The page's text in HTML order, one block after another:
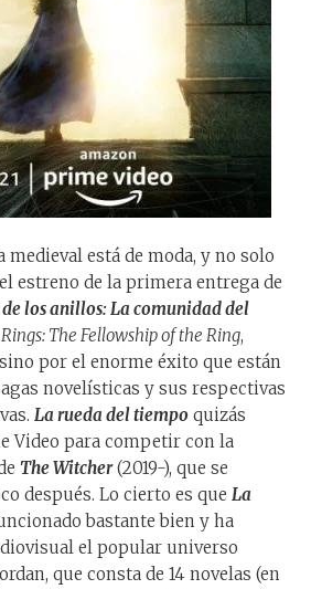
medieval está de moda, y no solo
estreno de la primera entrega de
los anillos: La comunidad del
The Fellowship of the Ring,
sino por el enorme éxito que están
novelísticas y sus respectivas
La rueda del tiempo quizás
Video para competir con la
The Witcher(2019-), que se
después. Lo cierto es que La
bastante bien y ha
el popular universo
que consta de 14 novelas (en